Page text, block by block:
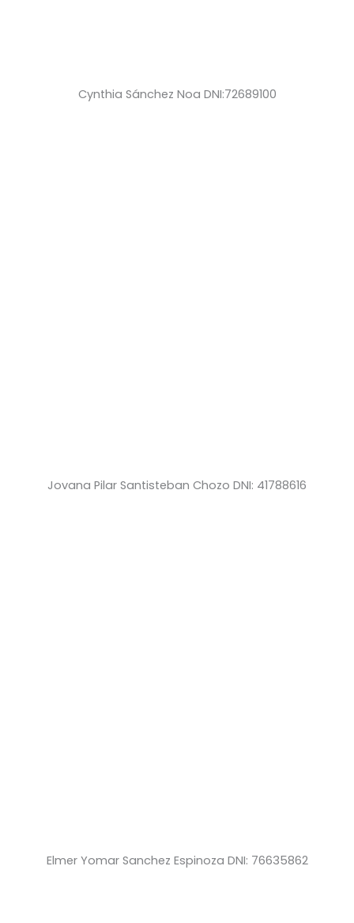
Cynthia Sánchez Noa DNI:72689100
Jovana Pilar Santisteban Chozo DNI: 41788616
Elmer Yomar Sanchez Espinoza DNI: 76635862